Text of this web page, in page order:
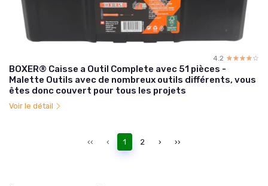
4.2 ☆☆☆☆☆
★★★★★
BOXER® Caisse a Outil Complete avec 51 pièces -
Malette Outils avec de nombreux outils différents, vous
êtes donc couvert pour tous les projets
Voir le détail
‹‹ ‹ 1 2 › ››